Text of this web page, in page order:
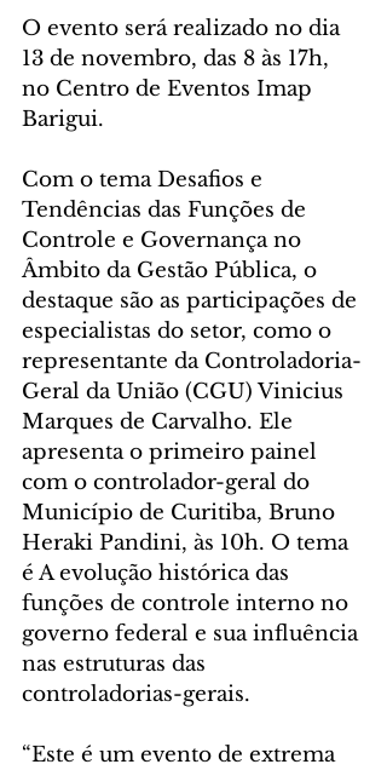
O evento será realizado no dia
13 de novembro, das 8 às 17h,
no Centro de Eventos Imap
Barigui.
Com o tema Desafios e
Tendências das Funções de
Controle e Governança no
Âmbito da Gestão Pública, o
destaque são as participações de
especialistas do setor, como o
representante da Controladoria-
Geral da União (CGU) Vinicius
Marques de Carvalho. Ele
apresenta o primeiro painel
com o controlador-geral do
Município de Curitiba, Bruno
Heraki Pandini, às 10h. O tema
é A evolução histórica das
funções de controle interno no
governo federal e sua influência
nas estruturas das
controladorias-gerais.
“Este é um evento de extrema